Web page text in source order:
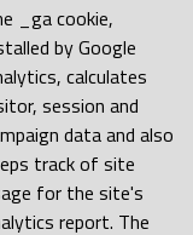
_ga cookie,
by Google
calculates
session and
data and also
track of site
for the site's
report. The